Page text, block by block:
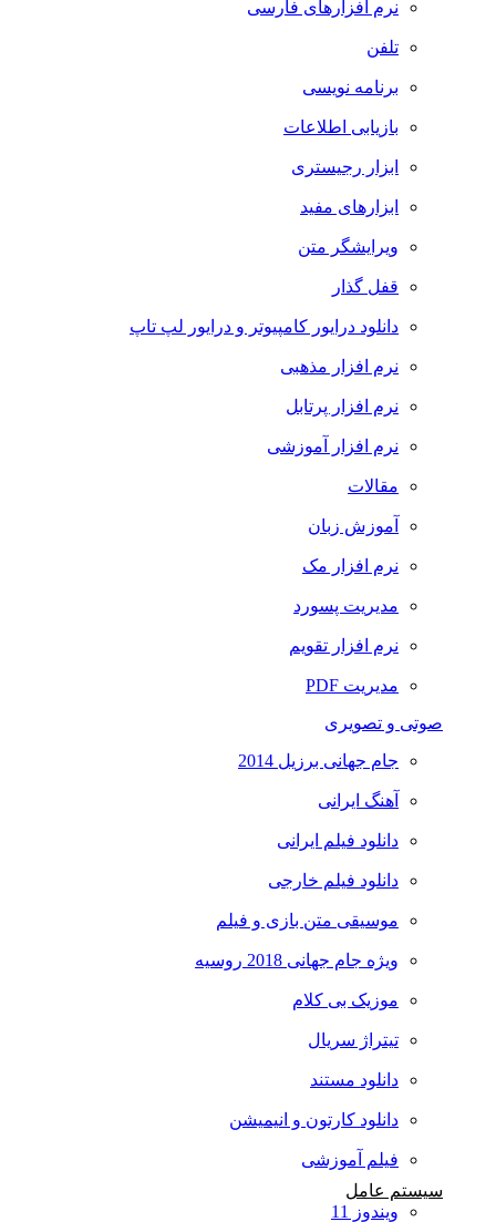
نرم افزارهای فارسی
تلفن
برنامه نویسی
بازیابی اطلاعات
ابزار رجیستری
ابزارهای مفید
ویرایشگر متن
قفل گذار
دانلود درایور کامپیوتر و درایور لپ تاپ
نرم افزار مذهبی
نرم افزار پرتابل
نرم افزار آموزشی
مقالات
آموزش زبان
نرم افزار مک
مدیریت پسورد
نرم افزار تقویم
مدیریت PDF
صوتی و تصویری
جام جهانی برزیل 2014
آهنگ ایرانی
دانلود فیلم ایرانی
دانلود فیلم خارجی
موسیقی متن بازی و فیلم
ویژه جام جهانی 2018 روسیه
موزیک بی کلام
تیتراژ سریال
دانلود مستند
دانلود کارتون و انیمیشن
فیلم آموزشی
سیستم عامل
ویندوز 11